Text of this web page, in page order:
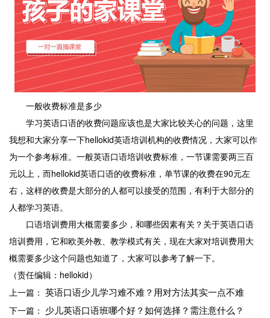
一般收费标准是多少
学习英语口语的收费问题应该也是大家比较关心的问题，这里
我想和大家分享一下hellokid英语培训机构的收费情况，大家可以作
为一个参考标准。一般英语口语培训收费标准，一节课需要两三百
元以上，而hellokid英语口语的收费标准，单节课的收费在90元左
右，这样的收费是大部分的人都可以接受的范围，有利于大部分的
人都学习英语。
口语培训费用大概需要多少，和哪些因素有关？关于英语口语
培训费用，它和欧美外教、教学模式有关，现在大家对培训费用大
概需要多少这个问题也知道了，大家可以参考了解一下。
（责任编辑：hellokid）
上一篇： 英语口语少儿学习难不难？用对方法其实一点不难
下一篇： 少儿英语口语班哪个好？如何选择？需注意什么？